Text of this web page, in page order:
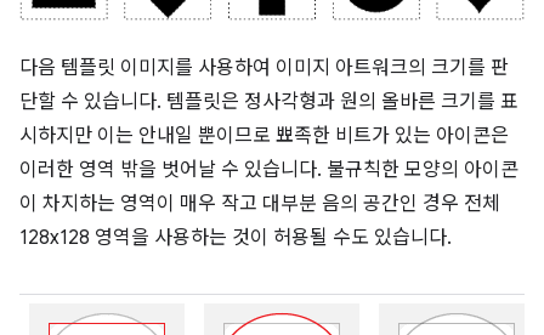
다음 템플릿 이미지를 사용하여 이미지 아트워크의 크기를 판
단할 수 있습니다. 템플릿은 정사각형과 원의 올바른 크기를 표
시하지만 이는 안내일 뿐이므로 뾰족한 비트가 있는 아이콘은
이러한 영역 밖을 벗어날 수 있습니다. 불규칙한 모양의 아이콘
이 차지하는 영역이 매우 작고 대부분 음의 공간인 경우 전체
128x128 영역을 사용하는 것이 허용될 수도 있습니다.